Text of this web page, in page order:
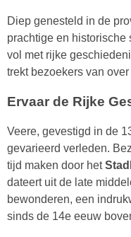
Diep genesteld in de
prachtige en historische
vol met rijke
trekt bezoekers van
Ervaar de Rijke
Veere, gevestigd in de
gevarieerd verleden.
tijd maken door het
dateert uit de late
bewonderen, een
sinds de 14e eeuw